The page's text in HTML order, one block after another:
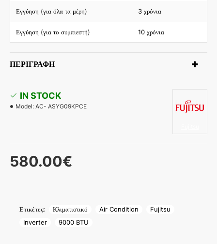
Εγγύηση (για όλα τα μέρη) 3 χρόνια
Εγγύηση (για το συμπιεστή) 10 χρόνια
ΠΕΡΙΓΡΑΦΉ
580.00€
IN STOCK
Model: AC- ASYG09KPCE
Ετικέτες: Κλιματιστικό Air Condition
Fujitsu
Inverter
9000 BTU